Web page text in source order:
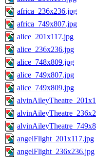
africa_236x236.jpg
africa_749x807.jpg
alice_201x117.jpg
alice_236x236.jpg
alice_748x809.jpg
alice_749x807.jpg
alice_749x809.jpg
angelFlight_201x117.jpg
angelFlight_236x236.jpg